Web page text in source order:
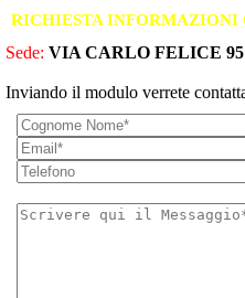
RICHIESTA INFORMAZIONI
Sede: VIA CARLO FELICE
Inviando il modulo verrete